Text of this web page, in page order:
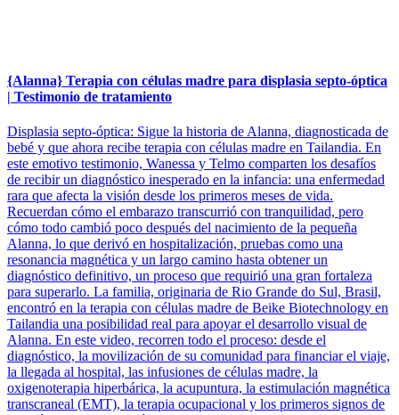
{Alanna} Terapia con células madre para displasia septo-óptica
| Testimonio de tratamiento
Displasia septo-óptica: Sigue la historia de Alanna, diagnosticada de
bebé y que ahora recibe terapia con células madre en Tailandia. En
este emotivo testimonio, Wanessa y Telmo comparten los desafíos
de recibir un diagnóstico inesperado en la infancia: una enfermedad
rara que afecta la visión desde los primeros meses de vida.
Recuerdan cómo el embarazo transcurrió con tranquilidad, pero
cómo todo cambió poco después del nacimiento de la pequeña
Alanna, lo que derivó en hospitalización, pruebas como una
resonancia magnética y un largo camino hasta obtener un
diagnóstico definitivo, un proceso que requirió una gran fortaleza
para superarlo. La familia, originaria de Rio Grande do Sul, Brasil,
encontró en la terapia con células madre de Beike Biotechnology en
Tailandia una posibilidad real para apoyar el desarrollo visual de
Alanna. En este video, recorren todo el proceso: desde el
diagnóstico, la movilización de su comunidad para financiar el viaje,
la llegada al hospital, las infusiones de células madre, la
oxigenoterapia hiperbárica, la acupuntura, la estimulación magnética
transcraneal (EMT), la terapia ocupacional y los primeros signos de